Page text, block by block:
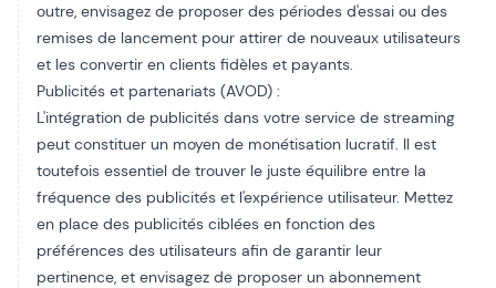
outre, envisagez de proposer des périodes d'essai ou des
remises de lancement pour attirer de nouveaux utilisateurs
et les convertir en clients fidèles et payants.
Publicités et partenariats (AVOD) :
L'intégration de publicités dans votre service de streaming
peut constituer un moyen de monétisation lucratif. Il est
toutefois essentiel de trouver le juste équilibre entre la
fréquence des publicités et l'expérience utilisateur. Mettez
en place des publicités ciblées en fonction des
préférences des utilisateurs afin de garantir leur
pertinence, et envisagez de proposer un abonnement